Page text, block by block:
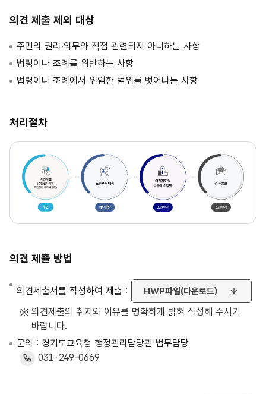
의견 제출 제외 대상
주민의 권리·의무와 직접 관련되지 아니하는 사항
법령이나 조례를 위반하는 사항
법령이나 조례에서 위임한 범위를 벗어나는 사항
처리절차
의견 제출 방법
의견제출서를 작성하여 제출 : HWP파일(다운로드)
의견제출의 취지와 이유를 명확하게 밝혀 작성해 주시기
바랍니다.
문의 : 경기도교육청 행정관리담당관 법무담당
031-249-0669